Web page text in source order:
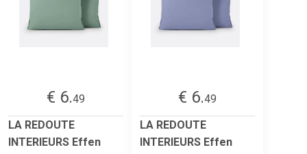
€ 6.49
LA REDOUTE
INTERIEURS Effen
€ 6.49
LA REDOUTE
INTERIEURS Effen